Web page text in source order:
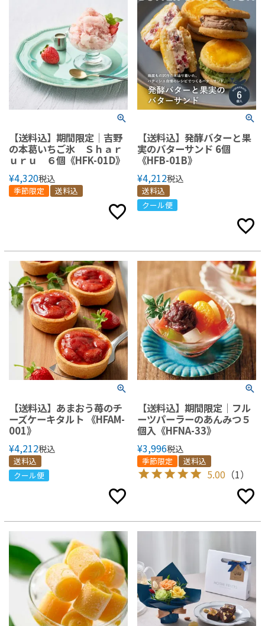
【送料込】期間限定｜吉野
の本葛いちご氷 Ｓｈａｒ
ｕｒｕ ６個《HFK-01D》
¥4,320税込
季節限定 送料込
【送料込】発酵バターと果
実のバターサンド 6個
《HFB-01B》
¥4,212税込
送料込
クール便
【送料込】あまおう苺のチ
ーズケーキタルト 《HFAM-
001》
¥4,212税込
送料込
クール便
【送料込】期間限定｜フル
ーツパーラーのあんみつ５
個入《HFNA-33》
¥3,996税込
季節限定 送料込
5.00 （1）